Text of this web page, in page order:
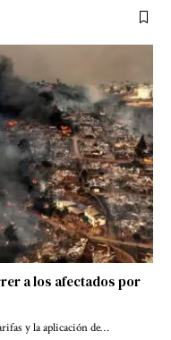
a los afectados por
y la aplicación de…